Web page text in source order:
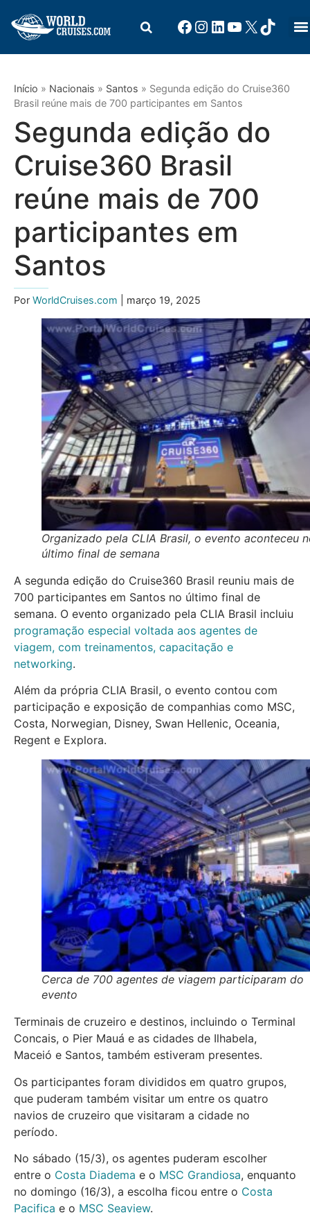
Início » Nacionais » Santos » Segunda edição do Cruise360
Brasil reúne mais de 700 participantes em Santos
Segunda edição do
Cruise360 Brasil
reúne mais de 700
participantes em
Santos
Por WorldCruises.com | março 19, 2025
Organizado pela CLIA Brasil, o evento aconteceu
último final de semana
A segunda edição do Cruise360 Brasil reuniu mais de
700 participantes em Santos no último final de
semana. O evento organizado pela CLIA Brasil incluiu
programação especial voltada aos agentes de
viagem, com treinamentos, capacitação e
networking.
Além da própria CLIA Brasil, o evento contou com
participação e exposição de companhias como MSC,
Costa, Norwegian, Disney, Swan Hellenic, Oceania,
Regent e Explora.
Cerca de 700 agentes de viagem participaram do
evento
Terminais de cruzeiro e destinos, incluindo o Terminal
Concais, o Pier Mauá e as cidades de Ilhabela,
Maceió e Santos, também estiveram presentes.
Os participantes foram divididos em quatro grupos,
que puderam também visitar um entre os quatro
navios de cruzeiro que visitaram a cidade no
período.
No sábado (15/3), os agentes puderam escolher
entre o Costa Diadema e o MSC Grandiosa, enquanto
no domingo (16/3), a escolha ficou entre o Costa
Pacifica e o MSC Seaview.